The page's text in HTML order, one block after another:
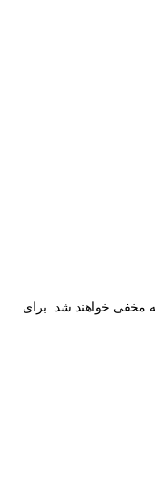
مخفی خواهند شد. برای